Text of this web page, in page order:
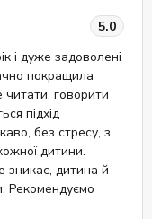
5.0
і дуже задоволені
покращила
читати, говорити
підхід
без стресу, з
дитини.
зникає, дитина й
Рекомендуємо